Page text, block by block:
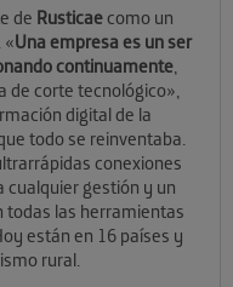
de Rusticaecomo un
«Una empresa es un ser
continuamente,
de corte tecnológico»,
digital de la
todo se reinventaba.
conexiones
cualquier gestión y un
todas las herramientas
están en 16 países y
rural.